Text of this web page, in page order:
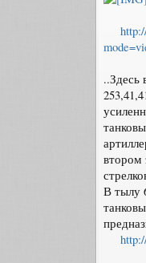
..Здесь
втором
В тылу